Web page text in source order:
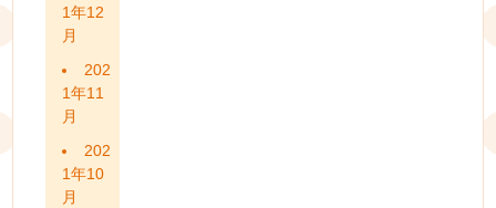
1年12
月
202
1年11
月
202
1年10
月